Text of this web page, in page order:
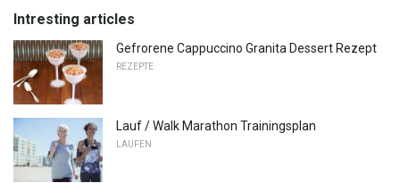
Intresting articles
Gefrorene Cappuccino Granita Dessert Rezept
REZEPTE
Lauf / Walk Marathon Trainingsplan
LAUFEN